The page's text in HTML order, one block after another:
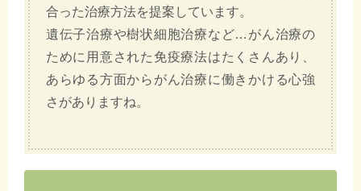
合った治療方法を提案しています。
遺伝子治療や樹状細胞治療など…がん治療の
ために用意された免疫療法はたくさんあり、
あらゆる方面からがん治療に働きかける心強
さがありますね。